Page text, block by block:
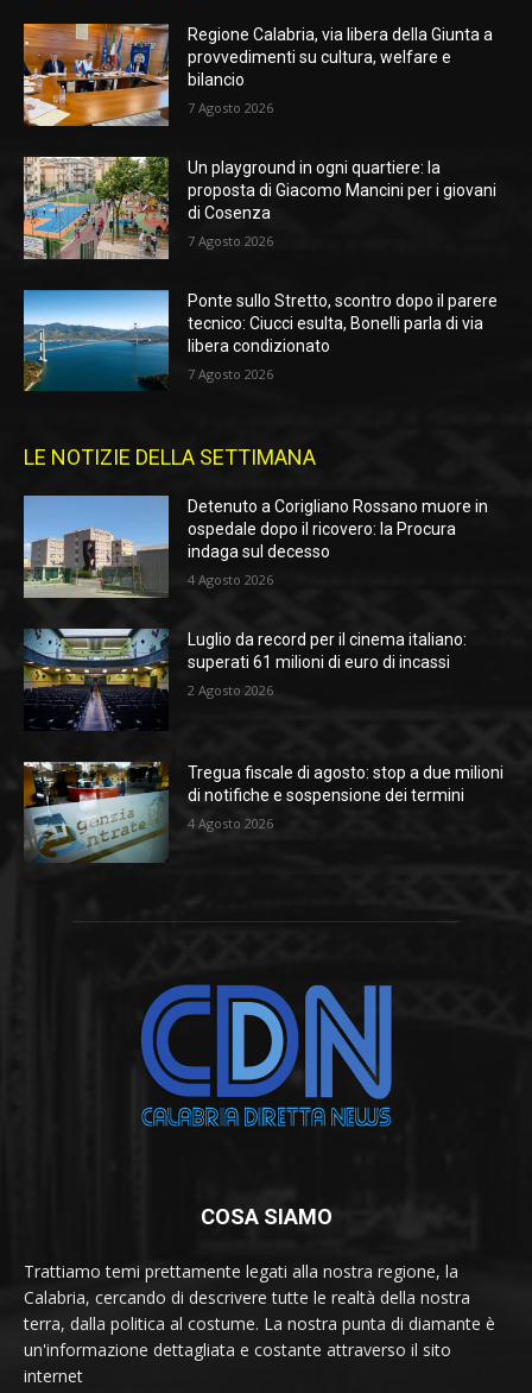
Regione Calabria, via libera della Giunta a
provvedimenti su cultura, welfare e
bilancio
7 Agosto 2026
Un playground in ogni quartiere: la
proposta di Giacomo Mancini per i giovani
di Cosenza
7 Agosto 2026
Ponte sullo Stretto, scontro dopo il parere
tecnico: Ciucci esulta, Bonelli parla di via
libera condizionato
7 Agosto 2026
LE NOTIZIE DELLA SETTIMANA
Detenuto a Corigliano Rossano muore in
ospedale dopo il ricovero: la Procura
indaga sul decesso
4 Agosto 2026
Luglio da record per il cinema italiano:
superati 61 milioni di euro di incassi
2 Agosto 2026
Tregua fiscale di agosto: stop a due milioni
di notifiche e sospensione dei termini
4 Agosto 2026
COSA SIAMO
Trattiamo temi prettamente legati alla nostra regione, la
Calabria, cercando di descrivere tutte le realtà della nostra
terra, dalla politica al costume. La nostra punta di diamante è
un'informazione dettagliata e costante attraverso il sito
internet